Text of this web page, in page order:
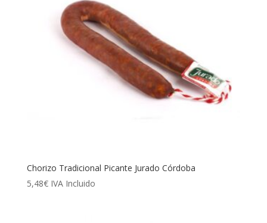
Chorizo Tradicional Picante Jurado Córdoba
5,48€ IVA Incluido